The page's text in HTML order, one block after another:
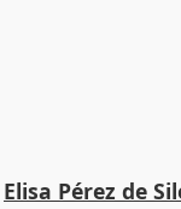
Elisa Pérez de